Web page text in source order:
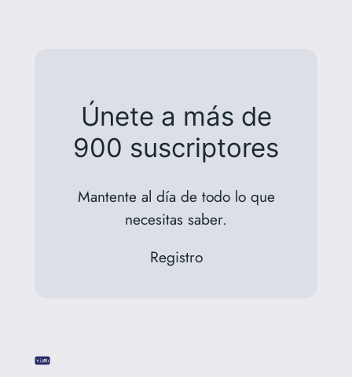
Únete a más de
900 suscriptores
Mantente al día de todo lo que
necesitas saber.
Registro